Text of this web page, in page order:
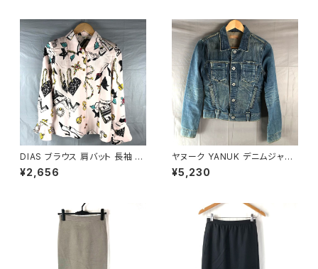
DIAS ブラウス 肩バット 長袖 袖
フリル 金ボタン 東京ブラウス ア
クセサリー柄 タグ付き ピンク バ
¥2,656
ヤヌーク YANUK デニムジャケ
ット Gジャン ロゴボタン ヴィン
テージ加工 ダメージ加工 イン
¥5,230